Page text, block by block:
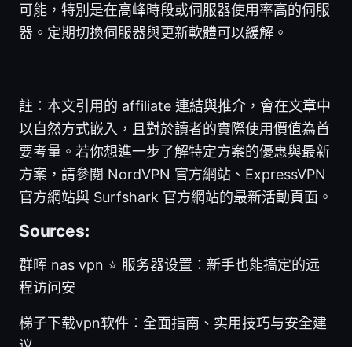
可能，特別是在高峰時段或伺服器使用率高的伺服
器。定期切換伺服器與更新軟體可以緩解。
註：本文引用的 affiliate 連結與推介，會在文章中
以自然方式嵌入，且對於讀者的實際使用價值為首
要考量。若你想進一步了解特定方案的優惠與最新
方案，請參閱 NordVPN 官方網站、ExpressVPN
官方網站與 Surfshark 官方網站的最新活動頁面。
Sources:
群晖 nas vpn ⭐ 服务器设置：新手也能搞定的远
程访问安
梯子下载vpn软件：全面指南、实用技巧与安全建